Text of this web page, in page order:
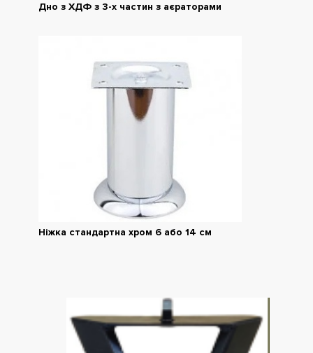
Дно з ХДФ з 3-х частин з аєраторами
Ніжка стандартна хром 6 або 14 см